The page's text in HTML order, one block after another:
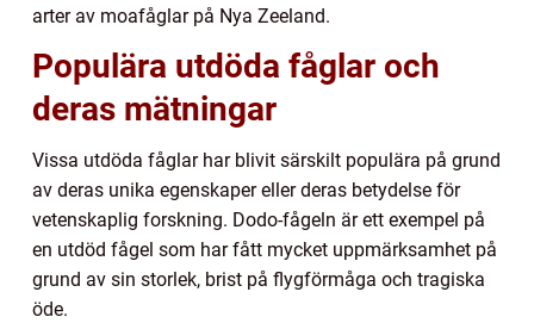
arter av moafåglar på Nya Zeeland.
Populära utdöda fåglar och
deras mätningar
Vissa utdöda fåglar har blivit särskilt populära på grund
av deras unika egenskaper eller deras betydelse för
vetenskaplig forskning. Dodo-fågeln är ett exempel på
en utdöd fågel som har fått mycket uppmärksamhet på
grund av sin storlek, brist på flygförmåga och tragiska
öde.